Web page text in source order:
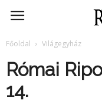
RomKat.ro
Főoldal Világegyház
Római
14.